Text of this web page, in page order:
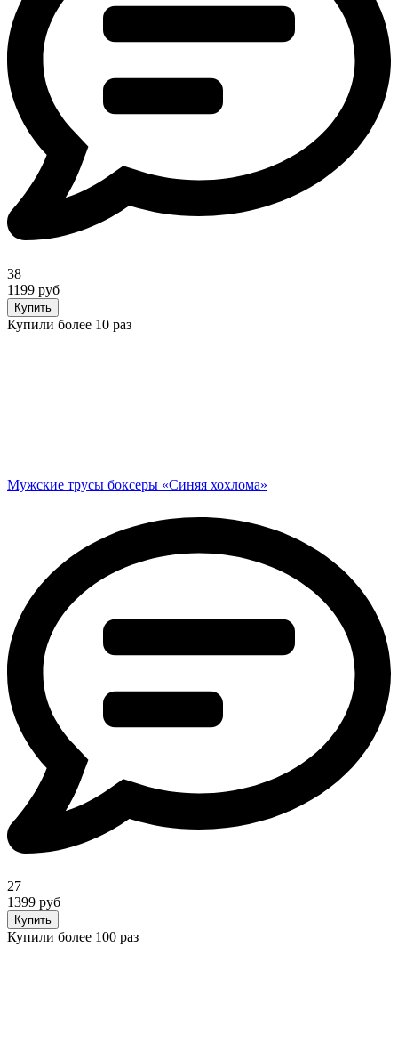
38
1199 руб
Купить
Купили более 10 раз
Мужские трусы боксеры «Синяя хохлома»
27
1399 руб
Купить
Купили более 100 раз